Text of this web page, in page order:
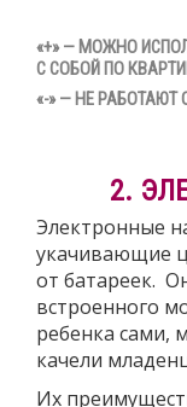
«+»— МОЖНО
С СОБОЙ ПО
«-»— НЕ РАБОТАЮТ
2.
Электронные
укачивающие
от батареек.
встроенного
ребенка сами,
качели
Их